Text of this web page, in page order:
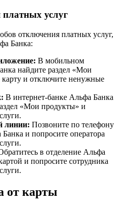
услуг
отключения платных услуг,
Банка:
В мобильном
найдите раздел «Мои
и отключите ненужные
В интернет-банке Альфа Банка
«Мои продукты» и
линии: Позвоните по телефону
и попросите оператора
в отделение Альфа
и попросите сотрудника
от карты